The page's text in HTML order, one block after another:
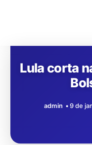
Lula corta
admin 9 de